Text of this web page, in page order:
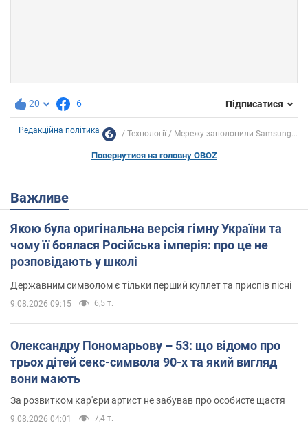
20 6 Підписатися
Редакційна політика Технології Мережу заполонили Samsung...
Повернутися на головну OBOZ
Важливе
Якою була оригінальна версія гімну України та
чому її боялася Російська імперія: про це не
розповідають у школі
Державним символом є тільки перший куплет та приспів пісні
9.08.2026 09:15 6,5 т.
Олександру Пономарьову – 53: що відомо про
трьох дітей секс-символа 90-х та який вигляд
вони мають
За розвитком кар'єри артист не забував про особисте щастя
9.08.2026 04:01 7,4 т.